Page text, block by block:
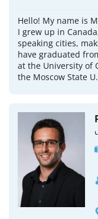
Hello! My name is
I grew up in
speaking cities,
have graduated
at the University of
the Moscow State